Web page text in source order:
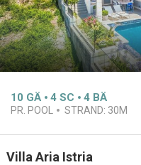
10 GÄ 4 SC 4 BÄ
PR. POOL STRAND: 30M
Villa Aria Istria